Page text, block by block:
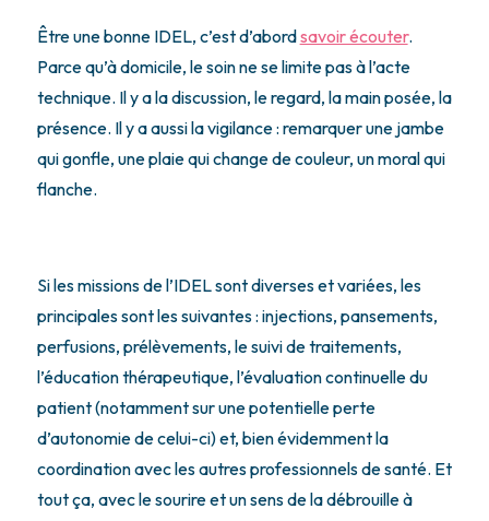
Être une bonne IDEL, c’est d’abordsavoir écouter.
Parce qu’à domicile, le soin ne se limite pas à l’acte
technique. Il y a la discussion, le regard, la main posée, la
présence. Il y a aussi la vigilance : remarquer une jambe
qui gonfle, une plaie qui change de couleur, un moral qui
flanche.
Si les missions de l’IDEL sont diverses et variées, les
principales sont les suivantes : injections, pansements,
perfusions, prélèvements, le suivi de traitements,
l’éducation thérapeutique, l’évaluation continuelle du
patient (notamment sur une potentielle perte
d’autonomie de celui-ci) et, bien évidemment la
coordination avec les autres professionnels de santé. Et
tout ça, avec le sourire et un sens de la débrouille à